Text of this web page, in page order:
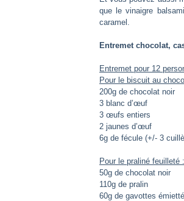
que le vinaigre
caramel.
Entremet chocolat,
Entremet pour 12
Pour le biscuit au
200g de chocolat noir
3 blanc d’œuf
3 œufs entiers
2 jaunes d’œuf
6g de fécule (+/- 3
Pour le praliné feuilleté :
50g de chocolat noir
110g de pralin
60g de gavottes